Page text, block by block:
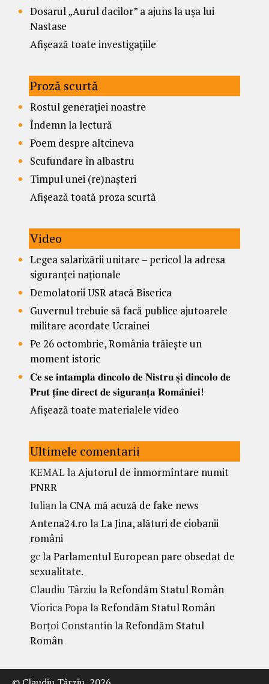
Dosarul „Aurul dacilor” a ajuns la ușa lui
Nastase
Afișează toate investigațiile
Proză scurtă
Rostul generației noastre
Îndemn la lectură
Poem despre altcineva
Scufundare în albastru
Timpul unei (re)nașteri
Afișează toată proza scurtă
Video
Legea salarizării unitare – pericol la adresa
siguranței naționale
Demolatorii USR atacă Biserica
Guvernul trebuie să facă publice ajutoarele
militare acordate Ucrainei
Pe 26 octombrie, România trăiește un
moment istoric
𝐂𝐞 𝐬𝐞 𝐢𝐧𝐭𝐚𝐦𝐩𝐥𝐚 𝐝𝐢𝐧𝐜𝐨𝐥𝐨 𝐝𝐞 𝐍𝐢𝐬𝐭𝐫𝐮 𝐬̦𝐢 𝐝𝐢𝐧𝐜𝐨𝐥𝐨 𝐝𝐞
𝐏𝐫𝐮𝐭 𝐭̦𝐢𝐧𝐞 𝐝𝐢𝐫𝐞𝐜𝐭 𝐝𝐞 𝐬𝐢𝐠𝐮𝐫𝐚𝐧𝐭̦𝐚 𝐑𝐨𝐦𝐚̂𝐧𝐢𝐞𝐢!
Afișează toate materialele video
Ultimele comentarii
KEMAL laAjutorul de înmormîntare numit
PNRR
Iulianla CNA mă acuză de fake news
Antena24.ro laLa Jina, alături de ciobanii
români
gclaParlamentul European pare obsedat de
sexualitate.
Claudiu Târziu laRefondăm Statul Român
Viorica PopalaRefondăm Statul Român
Borțoi ConstantinlaRefondăm Statul
Român